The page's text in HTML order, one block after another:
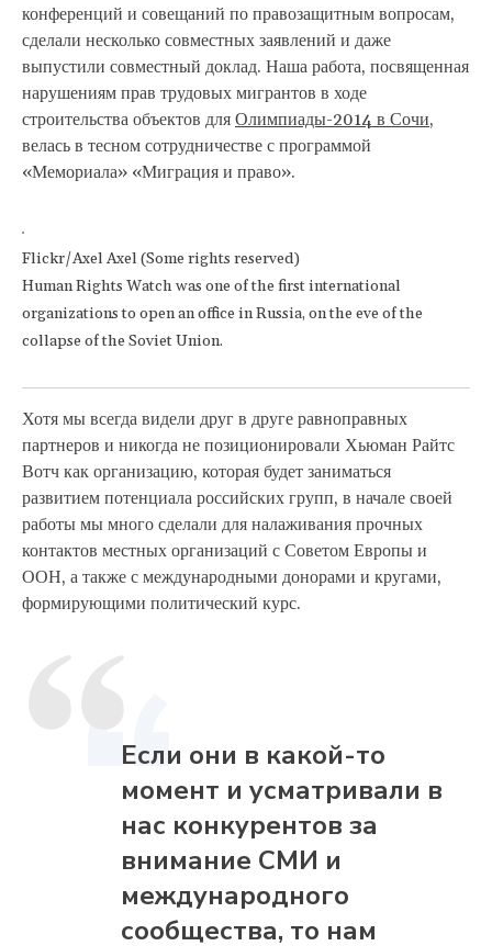
конференций и совещаний по правозащитным вопросам,
сделали несколько совместных заявлений и даже
выпустили совместный доклад. Наша работа, посвященная
нарушениям прав трудовых мигрантов в ходе
строительства объектов для Олимпиады-2014 в Сочи,
велась в тесном сотрудничестве с программой
«Мемориала» «Миграция и право».
Flickr/Axel Axel (Some rights reserved)
Human Rights Watch was one of the first international
organizations to open an office in Russia, on the eve of the
collapse of the Soviet Union.
Хотя мы всегда видели друг в друге равноправных
партнеров и никогда не позиционировали Хьюман Райтс
Вотч как организацию, которая будет заниматься
развитием потенциала российских групп, в начале своей
работы мы много сделали для налаживания прочных
контактов местных организаций с Советом Европы и
ООН, а также с международными донорами и кругами,
формирующими политический курс.
Если они в какой-то
момент и усматривали в
нас конкурентов за
внимание СМИ и
международного
сообщества, то нам